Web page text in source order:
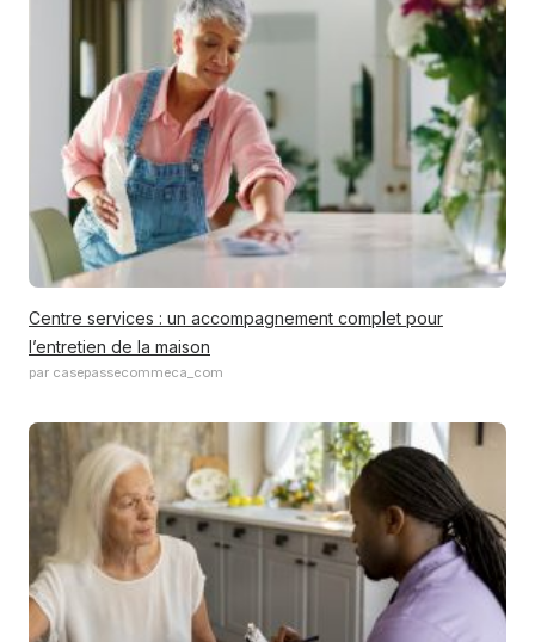
Centre services : un accompagnement complet pour
l’entretien de la maison
par casepassecommeca_com